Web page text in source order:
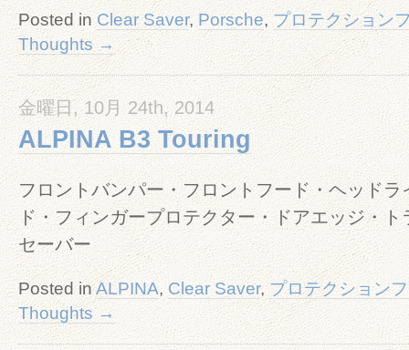
Posted in Clear Saver, Porsche, プロテクション
Thoughts →
金曜日, 10月 24th, 2014
ALPINA B3 Touring
フロントバンパー・フロントフード・ヘッド
ド・フィンガープロテクター・ドアエッジ・
セーバー
Posted inALPINA, Clear Saver, プロテクション
Thoughts →